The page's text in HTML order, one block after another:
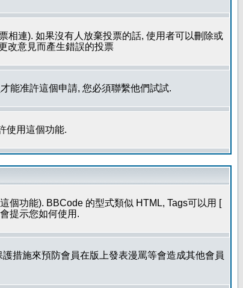
相連). 如果沒有人放棄投票的話, 使用者可以刪除或
改意見而產生錯誤的投票
能准許這個申請, 您必須聯繫他們試試.
使用這個功能.
個功能). BBCode 的型式類似 HTML, Tags可以用 [
提示您如何使用.
措施來預防會員在版上發表漫罵等會造成其他會員